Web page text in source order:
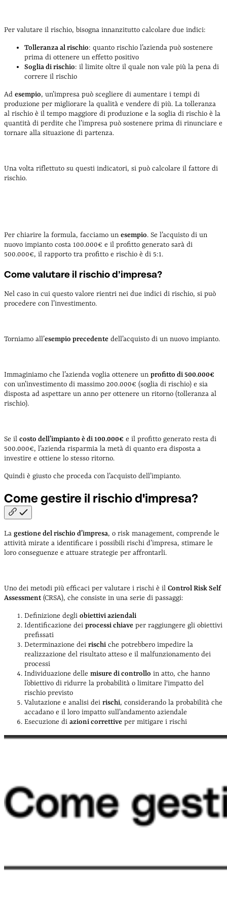
Per valutare il rischio, bisogna innanzitutto calcolare due indici:
Tolleranza al rischio: quanto rischio l’azienda può sostenere
prima di ottenere un effetto positivo
Soglia di rischio: il limite oltre il quale non vale più la pena di
correre il rischio
Ad esempio, un’impresa può scegliere di aumentare i tempi di
produzione per migliorare la qualità e vendere di più. La tolleranza
al rischio è il tempo maggiore di produzione e la soglia di rischio è la
quantità di perdite che l’impresa può sostenere prima di rinunciare e
tornare alla situazione di partenza.
Una volta riflettuto su questi indicatori, si può calcolare il fattore di
rischio.
Per chiarire la formula, facciamo un esempio. Se l’acquisto di un
nuovo impianto costa 100.000€ e il profitto generato sarà di
500.000€, il rapporto tra profitto e rischio è di 5:1.
Come valutare il rischio d’impresa?
Nel caso in cui questo valore rientri nei due indici di rischio, si può
procedere con l’investimento.
Torniamo all’esempio precedente dell’acquisto di un nuovo impianto.
Immaginiamo che l’azienda voglia ottenere un profitto di 500.000€
con un’investimento di massimo 200.000€ (soglia di rischio) e sia
disposta ad aspettare un anno per ottenere un ritorno (tolleranza al
rischio).
Se il costo dell’impianto è di 100.000€ e il profitto generato resta di
500.000€, l’azienda risparmia la metà di quanto era disposta a
investire e ottiene lo stesso ritorno.
Quindi è giusto che proceda con l’acquisto dell’impianto.
Come gestire il rischiod'impresa?
La gestione del rischio d’impresa, o risk management, comprende le
attività mirate a identificare i possibili rischi d’impresa, stimare le
loro conseguenze e attuare strategie per affrontarli.
Uno dei metodi più efficaci per valutare i rischi è il Control Risk Self
Assessment (CRSA), che consiste in una serie di passaggi:
Definizione degli obiettivi aziendali
Identificazione dei processi chiave per raggiungere gli obiettivi
prefissati
Determinazione dei rischi che potrebbero impedire la
realizzazione del risultato atteso e il malfunzionamento dei
processi
Individuazione delle misure di controllo in atto, che hanno
l’obiettivo di ridurre la probabilità o limitare l'impatto del
rischio previsto
Valutazione e analisi dei rischi, considerando la probabilità che
accadano e il loro impatto sull’andamento aziendale
Esecuzione di azioni correttive per mitigare i rischi